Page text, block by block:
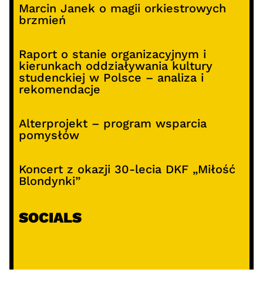
Marcin Janek o magii orkiestrowych
brzmień
Raport o stanie organizacyjnym i
kierunkach oddziaływania kultury
studenckiej w Polsce – analiza i
rekomendacje
Alterprojekt – program wsparcia
pomysłów
Koncert z okazji 30-lecia DKF „Miłość
Blondynki”
SOCIALS